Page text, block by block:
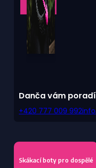
Danča vám poradí
+420 777 009 992
Skákací boty pro dospělé